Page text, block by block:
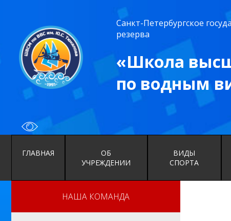
Санкт-Петербургское
резерва
«Школа
по водным
ГЛАВНАЯ
ОБ
УЧРЕЖДЕНИИ
ВИДЫ
СПОРТА
НАША КОМАНДА